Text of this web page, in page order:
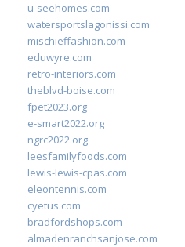
u-seehomes.com
watersportslagonissi.com
mischieffashion.com
eduwyre.com
retro-interiors.com
theblvd-boise.com
fpet2023.org
e-smart2022.org
ngrc2022.org
leesfamilyfoods.com
lewis-lewis-cpas.com
eleontennis.com
cyetus.com
bradfordshops.com
almadenranchsanjose.com